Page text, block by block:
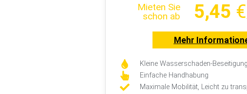
Mieten Sie
schon ab
5,45
Mehr
Kleine Wasserschaden-Beseitigung
Einfache Handhabung
Maximale Mobilität, Leicht zu